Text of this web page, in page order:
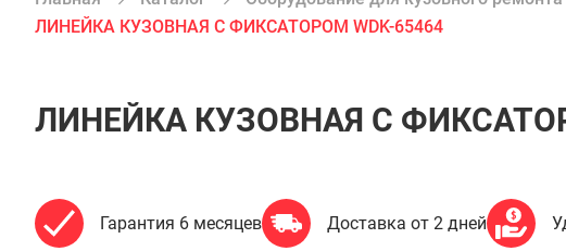
ЛИНЕЙКА КУЗОВНАЯ С ФИКСАТОРОМ WDK-65464
ЛИНЕЙКА КУЗОВНАЯ С
Гарантия 6 месяцев Доставка от 2 дней